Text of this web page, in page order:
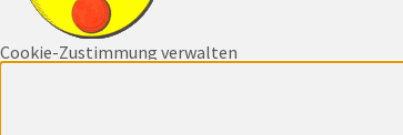
Cookie-Zustimmung verwalten